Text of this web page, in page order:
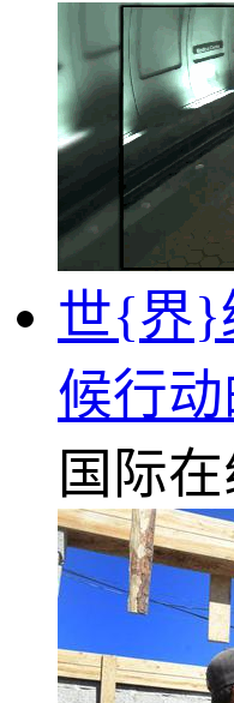
世{界}
候行
国际